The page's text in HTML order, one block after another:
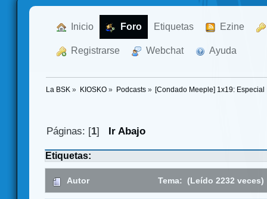
Inicio Foro Etiquetas Ezine
Registrarse Webchat Ayuda
La BSK » KIOSKO» Podcasts» [Condado Meeple] 1x19:
Páginas: [1] Ir Abajo
Etiquetas:
Autor Tema: (Leído 2232 veces)